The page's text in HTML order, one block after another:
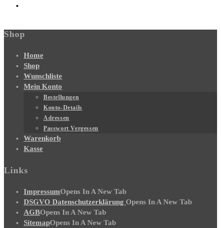
Shop
Home
Shop
Wunschliste
Mein Konto
Bestellungen
Konto-Details
Adressen
Passwort Vergessen
Warenkorb
Kasse
Links
ImpressumOpens In A New Tab
DSGVO Datenschutzerklärung Opens In A New Tab
AGBOpens In A New Tab
SitemapOpens In A New Tab